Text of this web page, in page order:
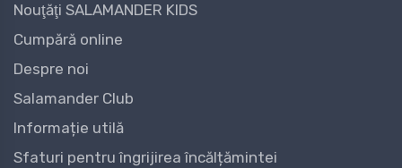
Nouţăţi SALAMANDER KIDS
Cumpără online
Despre noi
Salamander Club
Informație utilă
Sfaturi pentru îngrijirea încălțămintei